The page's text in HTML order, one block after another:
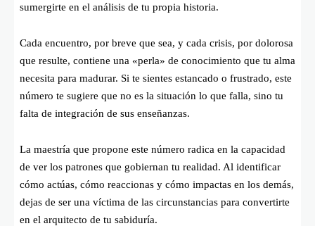
sumergirte en el análisis de tu propia historia.
Cada encuentro, por breve que sea, y cada crisis, por dolorosa
que resulte, contiene una «perla» de conocimiento que tu alma
necesita para madurar. Si te sientes estancado o frustrado, este
número te sugiere que no es la situación lo que falla, sino tu
falta de integración de sus enseñanzas.
La maestría que propone este número radica en la capacidad
de ver los patrones que gobiernan tu realidad. Al identificar
cómo actúas, cómo reaccionas y cómo impactas en los demás,
dejas de ser una víctima de las circunstancias para convertirte
en el arquitecto de tu sabiduría.